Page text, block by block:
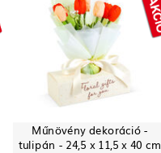
Műnövény dekoráció -
tulipán - 24,5 x 11,5 x 40 cm